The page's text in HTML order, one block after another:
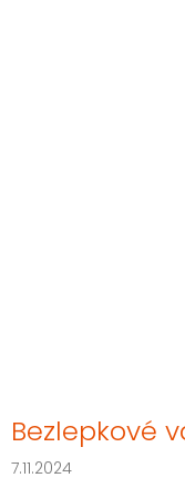
Bezlepkové
7.11.2024